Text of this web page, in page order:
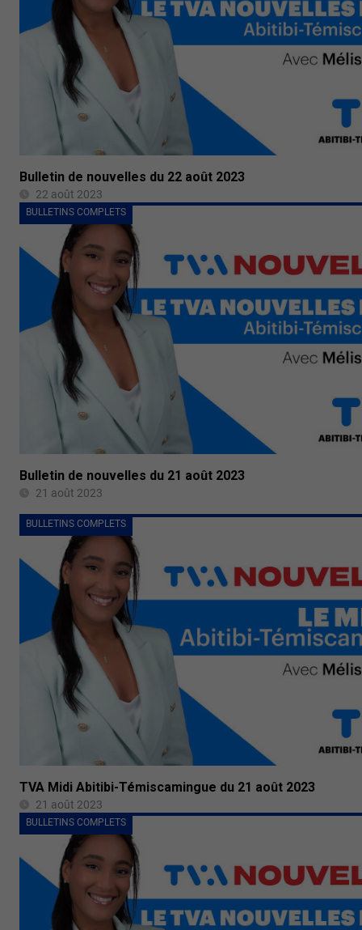
Bulletin de nouvelles du 22 août 2023
22 août 2023
BULLETINS COMPLETS
Bulletin de nouvelles du 21 août 2023
21 août 2023
BULLETINS COMPLETS
TVA Midi Abitibi-Témiscamingue du 21 août 2023
21 août 2023
BULLETINS COMPLETS